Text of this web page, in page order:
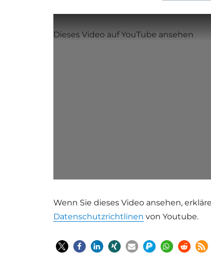
Dieses Video auf YouTube ansehen
Wenn Sie dieses Video ansehen,
Datenschutzrichtlinen von Youtube.